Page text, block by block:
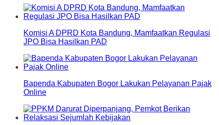
Komisi A DPRD Kota Bandung, Mamfaatkan Regulasi
JPO Bisa Hasilkan PAD
Bapenda Kabupaten Bogor Lakukan Pelayanan Pajak
Online